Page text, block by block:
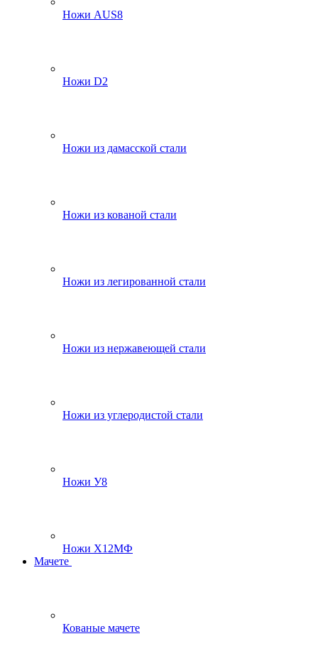
Ножи AUS8
Ножи D2
Ножи из дамасской стали
Ножи из кованой стали
Ножи из легированной стали
Ножи из нержавеющей стали
Ножи из углеродистой стали
Ножи У8
Ножи Х12МФ
Мачете
Кованые мачете